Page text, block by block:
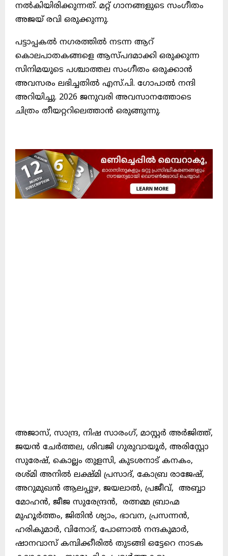
നൽകിയിരിക്കുന്നത്. മറ്റ് ഗാനങ്ങളുടെ സംഗീതം
അജയ് രവി ഒരുക്കുന്നു.
പട്ടാപ്പകൽ നഗരത്തിൽ നടന്ന ആറ്
കൊലപാതകങ്ങളെ ആസ്പദമാക്കി ഒരുക്കുന്ന
സിനിമയുടെ പശ്ചാത്തല സംഗീതം ഒരുക്കാൻ
അവസരം ലഭിച്ചതിൽ എസ്.പി. ഗോപാൽ നന്ദി
അറിയിച്ചു. 2026 ജനുവരി അവസാനത്തോടെ
ചിത്രം തീയറ്ററിലെത്താൻ ഒരുങ്ങുന്നു.
അജാസ്, സാന്ദ്ര, നിഷ സാരംഗ്, മാസ്റ്റർ അർജിത്ത്,
ജയൻ ചേർത്തല, ശിവജി ഗുരുവായൂർ, അരിസ്റ്റോ
സുരേഷ്, കൊല്ലം തുളസി, കുടശനാട് കനകം,
രശ്മി അനിൽ ലക്ഷ്മി പ്രസാദ്, കോബ്ര രാജേഷ്,
അറുമുഖൻ ആലപ്പുഴ, ജയലാൽ, പ്രജീവ്, അബ്ബാ
മോഹൻ, ജീജ സുരേന്ദ്രൻ, രത്നമ്മ ബ്രാഹ്മ
മുഹൂർത്തം, ജിതിൻ ശ്യാം, ഭാവന, പ്രസന്നൻ,
ഹരികുമാർ, വിനോദ്, പോണാൽ നന്ദകുമാർ,
ഷാനവാസ് കമ്പിക്കീരിൽ തുടങ്ങി ഒട്ടേറെ നാടക